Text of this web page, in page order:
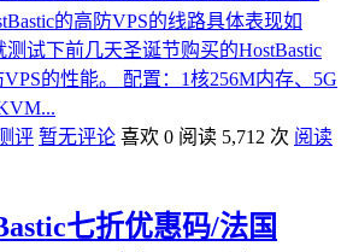
的高防VPS的线路具体表现如
试下前几天圣诞节购买的HostBastic
的性能。 配置：1核256M内存、5G
评 暂无评论 喜欢 0 阅读 5,712 次 阅读
七折优惠码/法国